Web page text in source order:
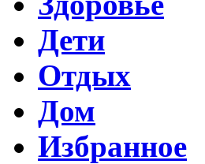
Дети
Отдых
Дом
Избранное